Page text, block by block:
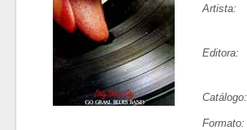
Artista:
Editora:
Catálogo:
Formato: